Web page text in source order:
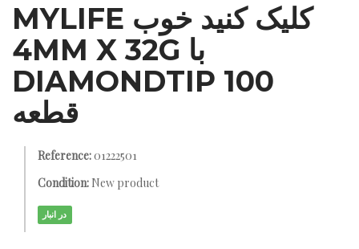
MYLIFE کلیک کنید خوب
4MM X 32G با
DIAMONDTIP 100
قطعه
Reference:01222501
Condition: New product
در انبار